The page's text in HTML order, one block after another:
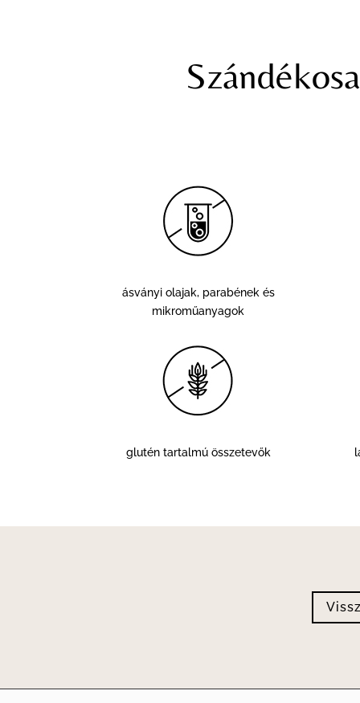
ásványi olajak, parabének és
mikroműanyagok
glutén tartalmú összetevők